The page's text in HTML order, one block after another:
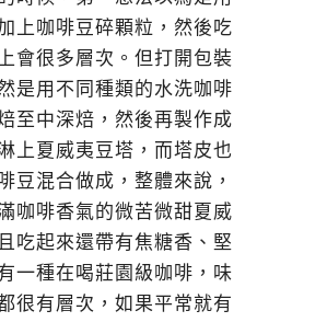
上咖啡豆碎顆粒，然後吃
會很多層次。但打開包裝
是用不同種類的水洗咖啡
至中深焙，然後再製作成
上夏威夷豆塔，而塔皮也
豆混合做成，整體來說，
咖啡香氣的微苦微甜夏威
吃起來還帶有焦糖香、堅
一種在喝莊園級咖啡，味
很有層次，如果平常就有